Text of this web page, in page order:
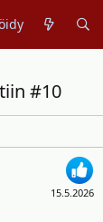
#10
15.5.2026